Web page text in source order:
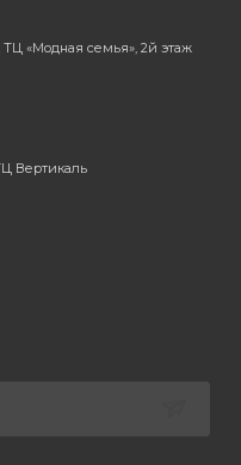
ТЦ «Модная семья», 2й этаж
Вертикаль